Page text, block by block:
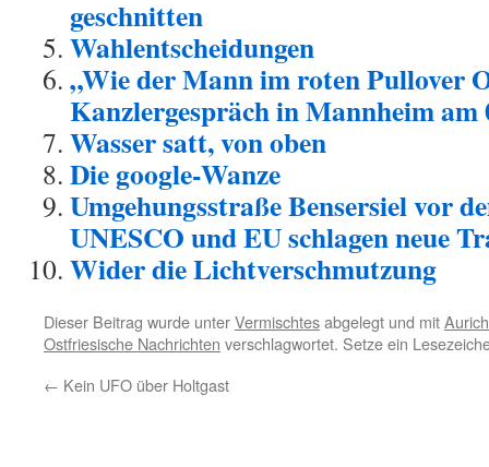
geschnitten
Wahlentscheidungen
„Wie der Mann im roten Pullover
Kanzlergespräch in Mannheim am
Wasser satt, von oben
Die google-Wanze
Umgehungsstraße Bensersiel vor
UNESCO und EU schlagen neue
Wider die Lichtverschmutzung
Dieser Beitrag wurde unterVermischtesabgelegt und mitAurich
Ostfriesische Nachrichten verschlagwortet. Setze ein
← Kein UFO über Holtgast